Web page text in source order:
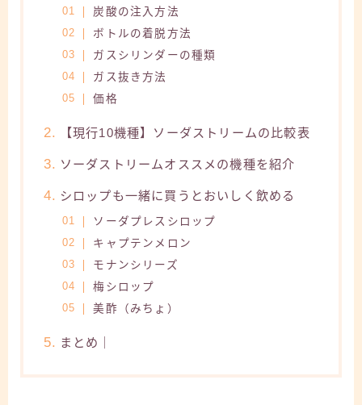
炭酸の注入方法
ボトルの着脱方法
ガスシリンダーの種類
ガス抜き方法
価格
【現行10機種】ソーダストリームの比較表
ソーダストリームオススメの機種を紹介
シロップも一緒に買うとおいしく飲める
ソーダプレスシロップ
キャプテンメロン
モナンシリーズ
梅シロップ
美酢（みちょ）
まとめ｜